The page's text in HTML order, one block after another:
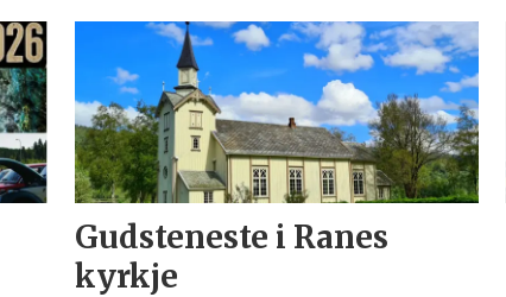
Gudsteneste i Ranes
kyrkje